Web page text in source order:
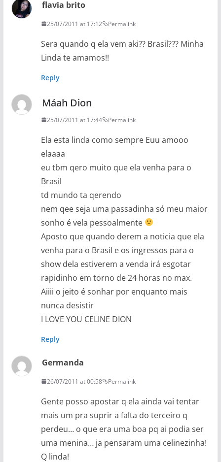
flavia brito
25/07/2011 at 17:12 Permalink
Sera quando q ela vem aki?? Brasil??? Minha
Linda te amamos!!
Reply
Máah Dion
25/07/2011 at 17:44 Permalink
Ela esta linda como sempre Euu amooo
elaaaa
eu tbm qero muito que ela venha para o
Brasil
td mundo ta qerendo
nem qee seja uma passadinha só meu maior
sonho é vela pessoalmente
Aposto que quando derem a noticia que ela
venha para o Brasil e os ingressos para o
show dela estiverem a venda irá esgotar
rapidinho em torno de 24 horas no max.
Aiiii o jeito é sonhar por enquanto mais
nunca desistir
I LOVE YOU CELINE DION
Reply
Germanda
26/07/2011 at 00:58 Permalink
Gente posso apostar q ela ainda vai tentar
mais um pra suprir a falta do terceiro q
perdeu… o que era uma boa pq ai podia ser
uma menina… ja pensaram uma celinezinha!
Q linda!